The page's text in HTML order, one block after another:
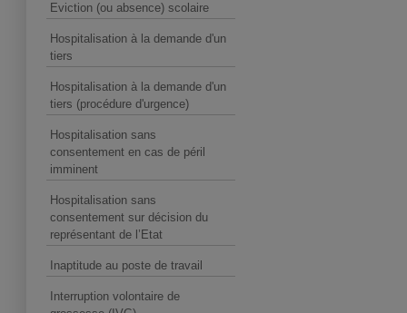
Eviction (ou absence) scolaire
Hospitalisation à la demande d'un
tiers
Hospitalisation à la demande d'un
tiers (procédure d'urgence)
Hospitalisation sans
consentement en cas de péril
imminent
Hospitalisation sans
consentement sur décision du
représentant de l’Etat
Inaptitude au poste de travail
Interruption volontaire de